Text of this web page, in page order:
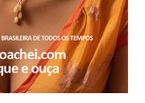
como fruto